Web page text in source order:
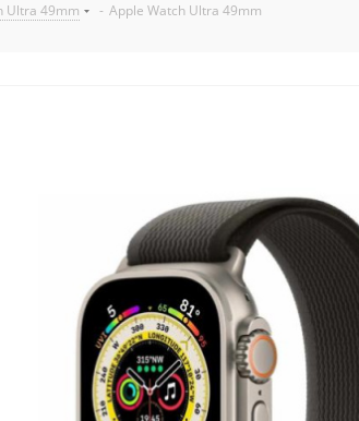
Ultra 49mm - Apple Watch Ultra 49mm